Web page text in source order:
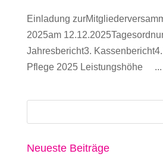
Einladung
2025am
Jahresbericht3.
Pflege 2025 Leistungshöhe ...
Neueste Beiträge